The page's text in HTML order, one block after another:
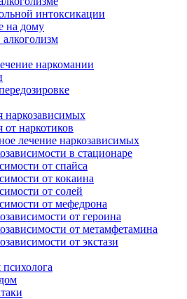
интоксикации
на дому
наркомании
наркозависимых
от наркотиков
лечение наркозависимых
в стационаре
от спайса
от кокаина
от солей
от мефедрона
от героина
от метамфетамина
от экстази